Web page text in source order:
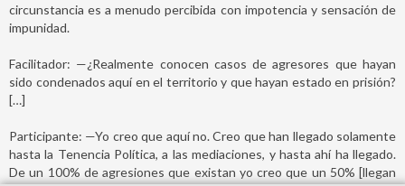
circunstancia es a menudo percibida con impotencia y sensación de
impunidad.
Facilitador: —¿Realmente conocen casos de agresores que hayan
sido condenados aquí en el territorio y que hayan estado en prisión?
[…]
Participante: —Yo creo que aquí no. Creo que han llegado solamente
hasta la Tenencia Política, a las mediaciones, y hasta ahí ha llegado.
De un 100% de agresiones que existan yo creo que un 50% [llegan